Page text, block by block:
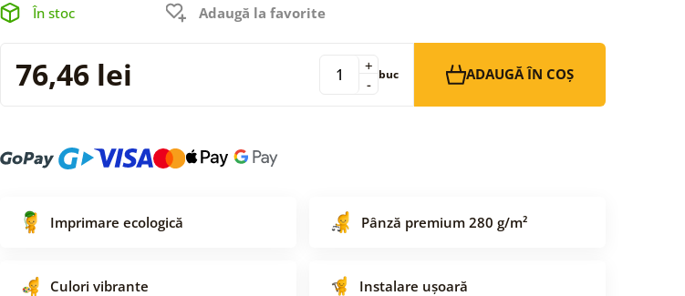
În stoc
Adaugă la favorite
76,46 lei -
+ buc ADAUGĂ ÎN COȘ
Imprimare ecologică Pânză premium 280 g/m²
Culori vibrante Instalare ușoară